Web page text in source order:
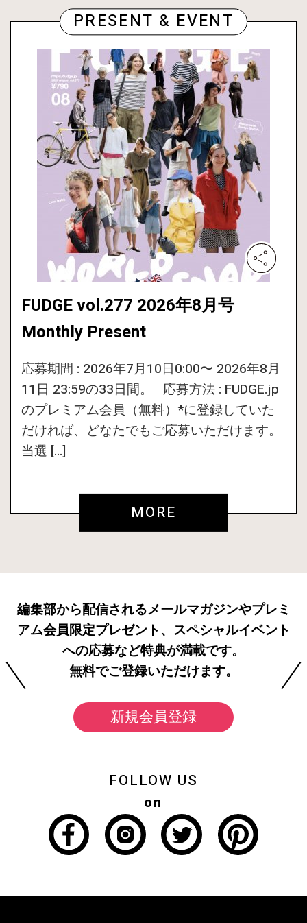
PRESENT & EVENT
FUDGE vol.277 2026年8月号
Monthly Present
応募期間 : 2026年7月10日0:00〜 2026年8月
11日 23:59の33日間。 応募方法 : FUDGE.jp
のプレミアム会員（無料）*に登録していた
だければ、どなたでもご応募いただけます。
当選 […]
MORE
編集部から配信されるメールマガジンやプレミ
アム会員限定プレゼント、スペシャルイベント
への応募など特典が満載です。
無料でご登録いただけます。
新規会員登録
FOLLOW US
on